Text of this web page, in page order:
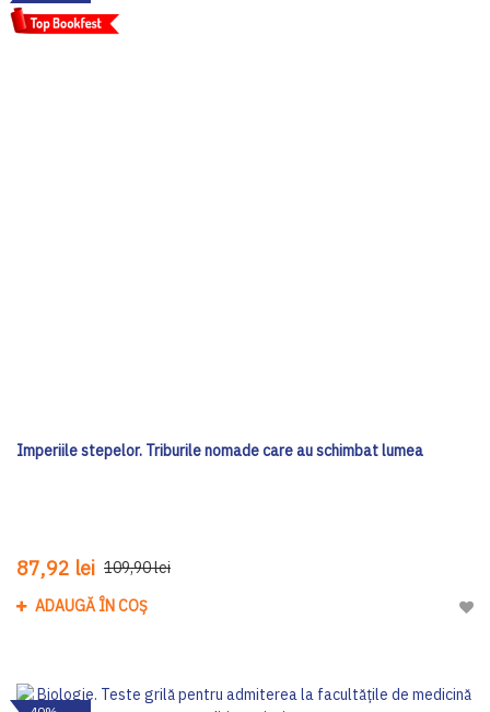
Imperiile stepelor. Triburile nomade care au schimbat lumea
87,92 lei 109,90 lei
ADAUGĂ ÎN COȘ